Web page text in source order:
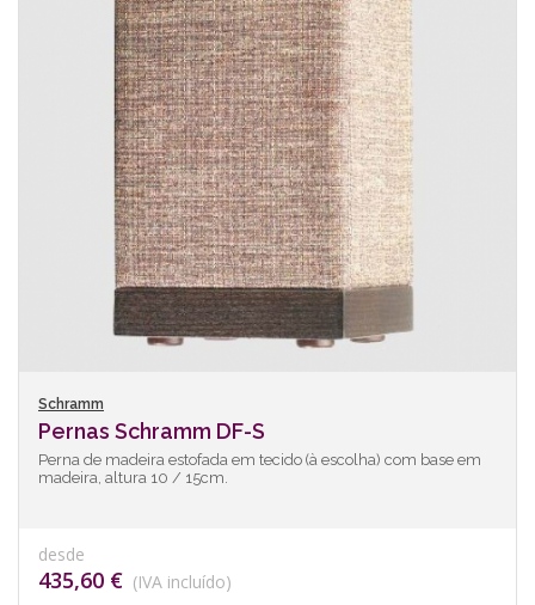
Schramm
Pernas Schramm DF-S
Perna de madeira estofada em tecido (à escolha) com base em
madeira, altura 10 / 15cm.
desde
435,60 € (IVA incluído)